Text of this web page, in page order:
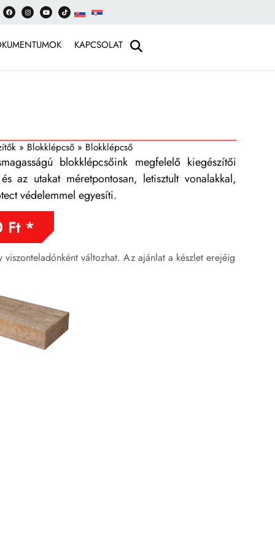
KAPCSOLAT
» Blokklépcső» Blokklépcső
blokklépcsőink megfelelő kiegészítői
az utakat méretpontosan, letisztult vonalakkal,
védelemmel egyesíti.
Ft
változhat. Az ajánlat a készlet erejéig